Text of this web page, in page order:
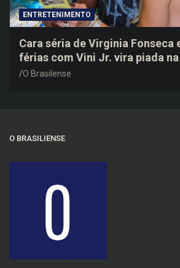
ENTRETENIMENTO
Cara séria de Virginia Fonseca
férias com Vini Jr. vira piada na
disfarçou”
O Brasilense
O BRASILIENSE